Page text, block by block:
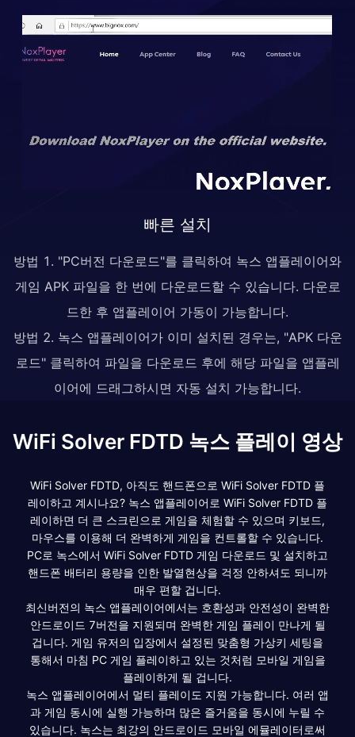
빠른 설치
방법 1. "PC버전 다운로드"를 클릭하여 녹스 앱플레이어와
게임 APK 파일을 한 번에 다운로드할 수 있습니다. 다운로
드한 후 앱플레이어 가동이 가능합니다.
방법 2. 녹스 앱플레이어가 이미 설치된 경우는, "APK 다운
로드" 클릭하여 파일을 다운로드 후에 해당 파일을 앱플레
이어에 드래그하시면 자동 설치 가능합니다.
WiFi Solver FDTD 녹스 플레이 영상
WiFi Solver FDTD, 아직도 핸드폰으로 WiFi Solver FDTD 플
레이하고 계시나요? 녹스 앱플레이어로 WiFi Solver FDTD 플
레이하면 더 큰 스크린으로 게임을 체험할 수 있으며 키보드,
마우스를 이용해 더 완벽하게 게임을 컨트롤할 수 있습니다.
PC로 녹스에서 WiFi Solver FDTD 게임 다운로드 및 설치하고
핸드폰 배터리 용량을 인한 발열현상을 걱정 안하셔도 되니까
매우 편할 겁니다.
최신버전의 녹스 앱플레이어에서는 호환성과 안전성이 완벽한
안드로이드 7버전을 지원되며 완벽한 게임 플레이 만나게 될
겁니다. 게임 유저의 입장에서 설정된 맞춤형 가상키 세팅을
통해서 마침 PC 게임 플레이하고 있는 것처럼 모바일 게임을
플레이하게 될 겁니다.
녹스 앱플레이어에서 멀티 플레이도 지원 가능합니다. 여러 앱
과 게임 동시에 실행 가능하며 많은 즐거움을 동시에 누릴 수
있습니다. 녹스는 최강의 안드로이드 모바일 에뮬레이터로써